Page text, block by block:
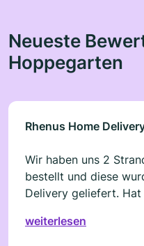
Neueste
Hoppegarten
Rhenus Home
Wir haben uns 2
bestellt und diese
Delivery geliefert.
die Lieferung erfolgt
weiterlesen